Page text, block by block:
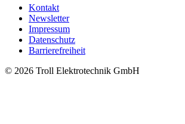
Kontakt
Newsletter
Impressum
Datenschutz
Barrierefreiheit
© 2026 Troll Elektrotechnik GmbH